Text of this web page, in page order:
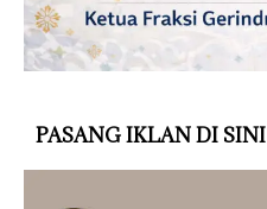
PASANG IKLAN DI SINI